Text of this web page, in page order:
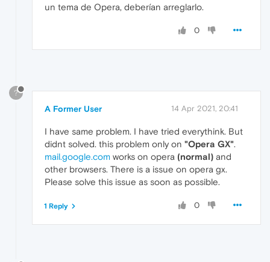
un tema de Opera, deberían arreglarlo.
0
?
A Former User 14 Apr 2021, 20:41
I have same problem. I have tried everythink. But
didnt solved. this problem only on "Opera GX".
mail.google.com works on opera (normal) and
other browsers. There is a issue on opera gx.
Please solve this issue as soon as possible.
0
1 Reply